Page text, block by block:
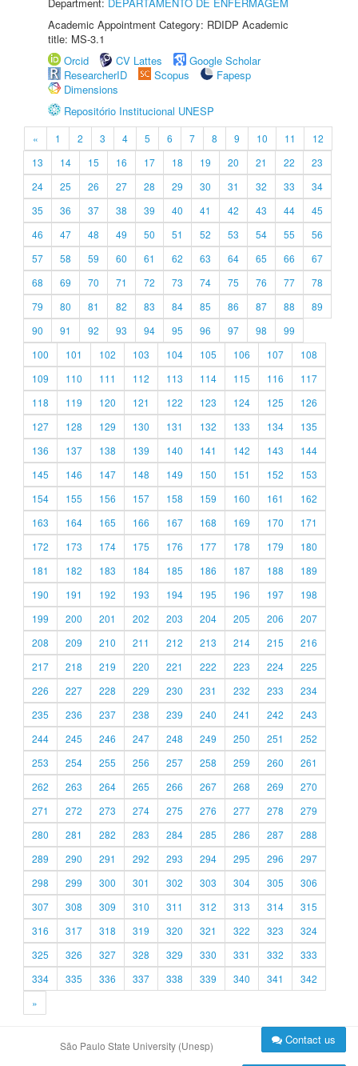
Academic Appointment Category: RDIDP Academic
title: MS-3.1
Orcid
CV Lattes
Google Scholar
ResearcherID
Scopus
Fapesp
Dimensions
Repositório Institucional UNESP
« 1 2 3 4 5 6 7 8 9 10 11
12
13
14 15 16 17 18 19 20 21 22
23
24
25 26 27 28 29 30 31 32 33
34
35
36 37 38 39 40 41 42 43 44
45
46
47 48 49 50 51 52 53 54 55
56
57
58 59 60 61 62 63 64 65 66
67
68
69 70 71 72 73 74 75 76 77
78
79
80 81 82 83 84 85 86 87 88
89
90
91 92 93 94 95 96 97 98
99
100
101 102 103 104 105 106 107
108
109
110 111 112 113 114 115 116
117
118
119 120 121 122 123 124 125
126
127
128 129 130 131 132 133 134
135
136
137 138 139 140 141 142 143
144
145
146 147 148 149 150 151 152
153
154
155 156 157 158 159 160 161
162
163
164 165 166 167 168 169 170
171
172
173 174 175 176 177 178 179
180
181
182 183 184 185 186 187 188
189
190
191 192 193 194 195 196 197
198
199
200 201 202 203 204 205 206
207
208
209 210 211 212 213 214 215
216
217
218 219 220 221 222 223 224
225
226
227 228 229 230 231 232 233
234
235
236 237 238 239 240 241 242
243
244
245 246 247 248 249 250 251
252
253
254 255 256 257 258 259 260
261
262
263 264 265 266 267 268 269
270
271
272 273 274 275 276 277 278
279
280
281 282 283 284 285 286 287
288
289
290 291 292 293 294 295 296
297
298
299 300 301 302 303 304 305
306
307
308 309 310 311 312 313 314
315
316
317 318 319 320 321 322 323
324
325
326 327 328 329 330 331 332
333
334
335 336 337 338 339 340 341
342
»
São Paulo State University (Unesp) Contact us